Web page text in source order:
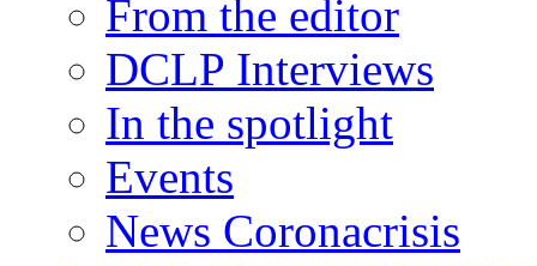
From the editor
DCLP Interviews
In the spotlight
Events
News Coronacrisis